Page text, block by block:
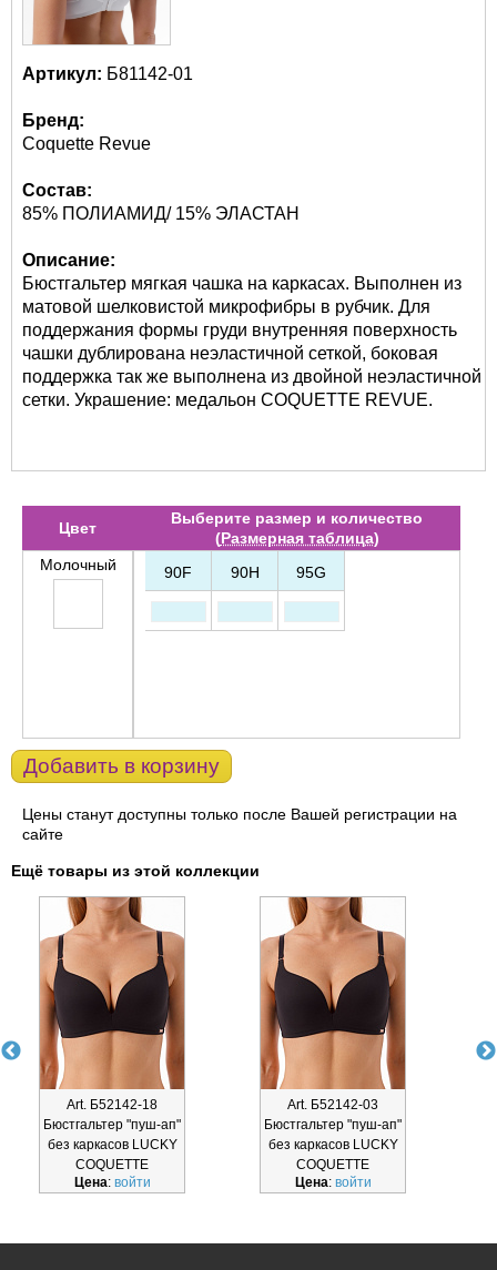
Артикул: Б81142-01
Бренд:
Coquette Revue
Состав:
85% ПОЛИАМИД/ 15% ЭЛАСТАН
Описание:
Бюстгальтер мягкая чашка на каркасах. Выполнен из
матовой шелковистой микрофибры в рубчик. Для
поддержания формы груди внутренняя поверхность
чашки дублирована неэластичной сеткой, боковая
поддержка так же выполнена из двойной неэластичной
сетки. Украшение: медальон COQUETTE REVUE.
Цвет
Выберите размер и количество
(Размерная таблица)
Молочный
90F 90H 95G
Добавить в корзину
Цены станут доступны только после Вашей регистрации на
сайте
Ещё товары из этой коллекции
Art. Б52142-18
Бюстгальтер "пуш-ап"
без каркасов LUCKY
COQUETTE
Цена: войти
Art. Б52142-03
Бюстгальтер "пуш-ап"
без каркасов LUCKY
COQUETTE
Цена: войти